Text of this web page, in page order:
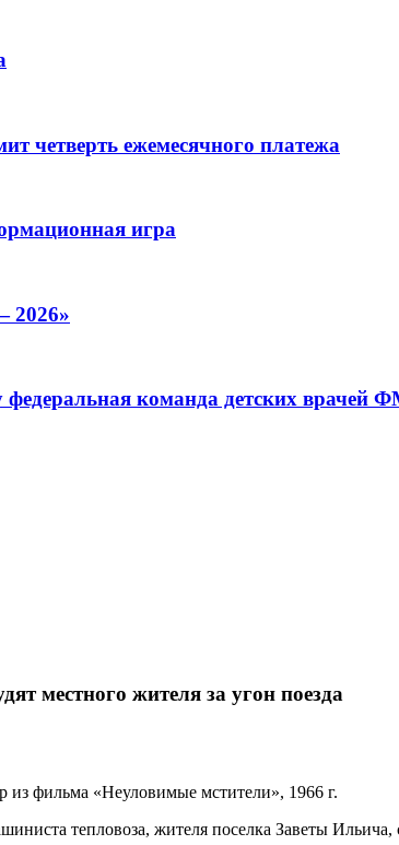
четверть ежемесячного платежа
игра
2026»
команда детских врачей
местного жителя за угон поезда
из фильма «Неуловимые мстители», 1966 г.
тепловоза, жителя поселка Заветы